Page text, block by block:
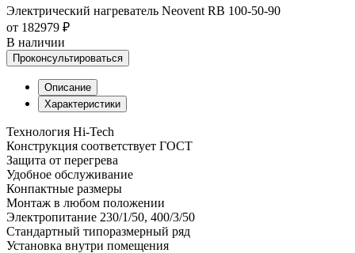
Электрический нагреватель Neovent RB 100-50-90
от 182979 ₽
В наличии
Проконсультироваться
Описание
Характеристики
Технология Hi-Tech
Конструкция соответствует ГОСТ
Защита от перегрева
Удобное обслуживание
Конпактные размеры
Монтаж в любом положении
Электропитание 230/1/50, 400/3/50
Стандартный типоразмерный ряд
Установка внутри помещения